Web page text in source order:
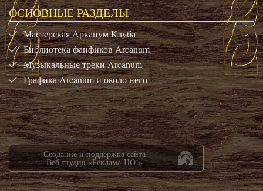
ОСНОВНЫЕ РАЗДЕЛЫ
Мастерская Арканум Клуба
Библиотека фанфиков Arcanum
Музыкальные треки Arcanum
Графика Arcanum и около него
Создание и поддержка сайта
Веб-студия «Реклама-НО!»